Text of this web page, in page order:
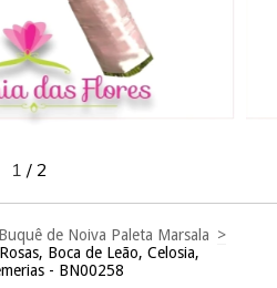
1 / 2
Buquê de Noiva Paleta Marsala >
Boca de Leão, Celosia,
- BN00258